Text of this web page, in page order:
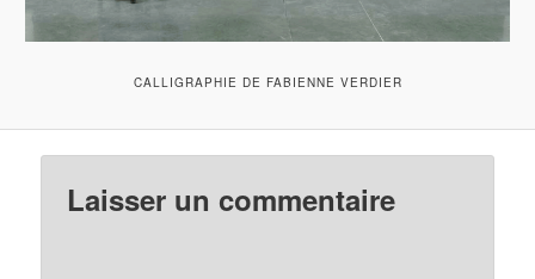
CALLIGRAPHIE DE FABIENNE VERDIER
Laisser un commentaire